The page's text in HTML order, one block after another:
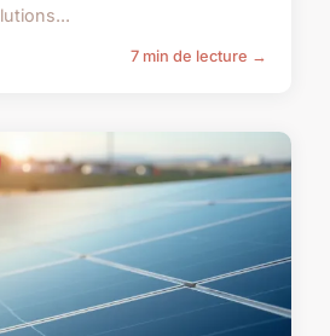
7 min de lecture →